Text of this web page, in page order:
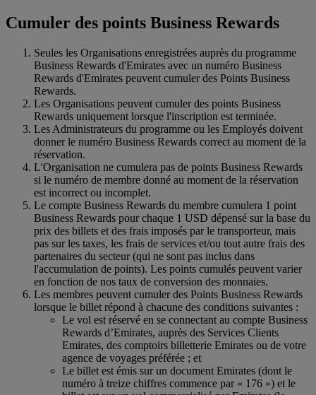
Cumuler des points Business Rewards
Seules les Organisations enregistrées auprès du programme
Business Rewards d'Emirates avec un numéro Business
Rewards d'Emirates peuvent cumuler des Points Business
Rewards.
Les Organisations peuvent cumuler des points Business
Rewards uniquement lorsque l'inscription est terminée.
Les Administrateurs du programme ou les Employés doivent
donner le numéro Business Rewards correct au moment de la
réservation.
L'Organisation ne cumulera pas de points Business Rewards
si le numéro de membre donné au moment de la réservation
est incorrect ou incomplet.
Le compte Business Rewards du membre cumulera 1 point
Business Rewards pour chaque 1 USD dépensé sur la base du
prix des billets et des frais imposés par le transporteur, mais
pas sur les taxes, les frais de services et/ou tout autre frais des
partenaires du secteur (qui ne sont pas inclus dans
l'accumulation de points). Les points cumulés peuvent varier
en fonction de nos taux de conversion des monnaies.
Les membres peuvent cumuler des Points Business Rewards
lorsque le billet répond à chacune des conditions suivantes :
Le vol est réservé en se connectant au compte Business
Rewards d’Emirates, auprès des Services Clients
Emirates, des comptoirs billetterie Emirates ou de votre
agence de voyages préférée ; et
Le billet est émis sur un document Emirates (dont le
numéro à treize chiffres commence par « 176 ») et le